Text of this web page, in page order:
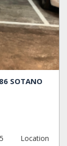
SOTANO
Location